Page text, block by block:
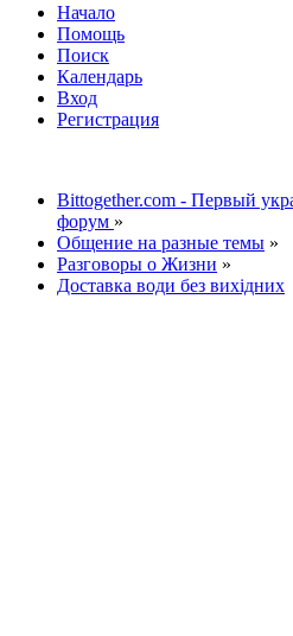
Начало
Помощь
Поиск
Календарь
Вход
Регистрация
Bittogether.com - Первый
форум »
Общение на разные темы »
Разговоры о Жизни »
Доставка води без вихідних